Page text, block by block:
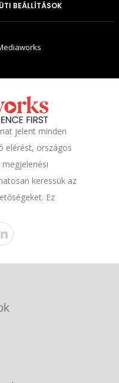
BEÁLLÍTÁSOK
jelent minden
elérést, országos
keressük az
Ez